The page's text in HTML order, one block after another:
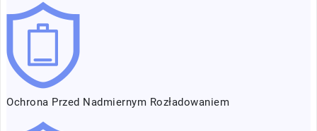
Ochrona Przed Nadmiernym Rozładowaniem